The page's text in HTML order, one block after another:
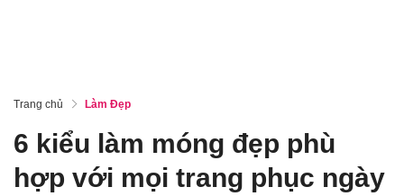
Trang chủ Làm Đẹp
6 kiểu làm móng đẹp phù
hợp với mọi trang phục ngày